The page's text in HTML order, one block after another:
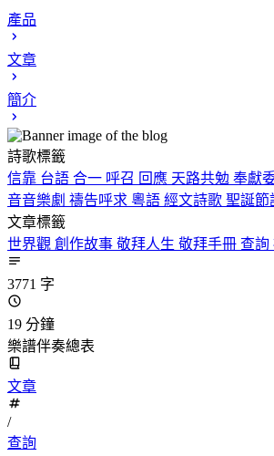
產品
文章
簡介
詩歌標籤
信靠 台語 合一 呼召 回應 天路共勉 奉獻
音音樂劇 禱告呼求 粵語 經文詩歌 聖誕節
文章標籤
世界觀 創作故事 敬拜人生 敬拜手冊 查詢
3771 字
19 分鐘
樂譜伴奏總表
文章
/
查詢